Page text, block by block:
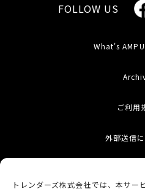
トレンダーズ株式会社では、本サ
FOLLOW US
What's
ご利用
外部送信